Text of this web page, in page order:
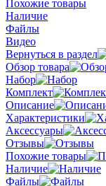
Похожие товары
Наличие
Файлы
Видео
Вернуться в раздел
Обзор товара
Набор
Комплект
Описание
Характеристики
Аксессуары
Отзывы
Похожие товары
Наличие
Файлы